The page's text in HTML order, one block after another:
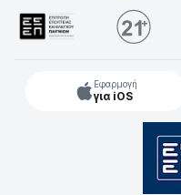
Εφαρμογή
για iOS